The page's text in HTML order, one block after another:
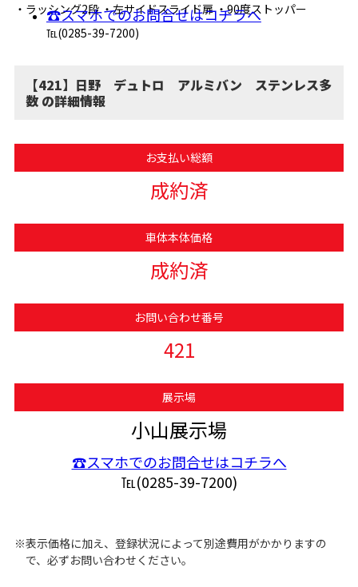
・ラッシング2段 ・左サイドスライド扉 ・90度ストッパー
☎スマホでのお問合せはコチラへ
℡(0285-39-7200)
【421】日野 デュトロ アルミバン ステンレス多
数 の詳細情報
お支払い総額
成約済
車体本体価格
成約済
お問い合わせ番号
421
展示場
小山展示場
☎スマホでのお問合せはコチラへ
℡(0285-39-7200)
※表示価格に加え、登録状況によって別途費用がかかりますの
で、必ずお問い合わせください。